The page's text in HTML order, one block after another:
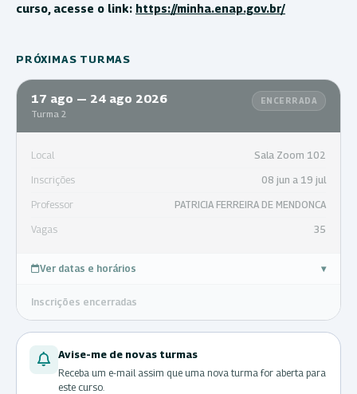
curso, acesse o link: https://minha.enap.gov.br/
PRÓXIMAS TURMAS
17 ago — 24 ago 2026
Turma 2
ENCERRADA
Local Sala Zoom 102
Inscrições 08 jun a 19 jul
Professor PATRICIA FERREIRA DE MENDONCA
Vagas 35
Ver datas e horários ▾
Inscrições encerradas
Avise-me de novas turmas
Receba um e-mail assim que uma nova turma for aberta para
este curso.